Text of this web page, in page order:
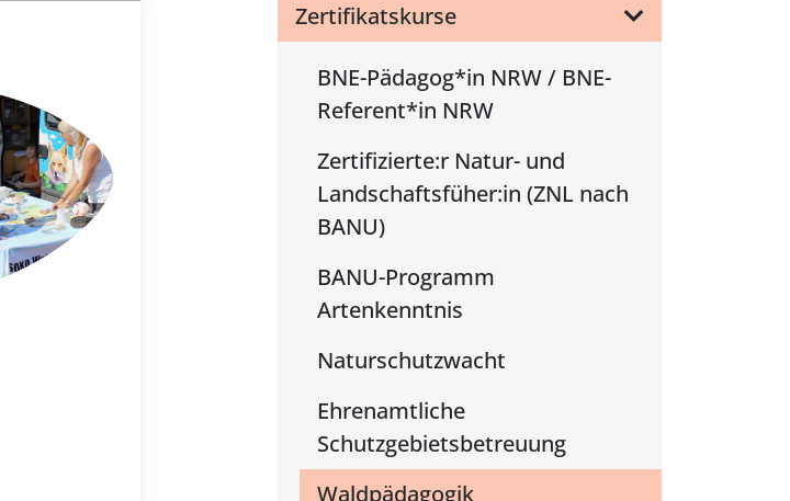
Zertifikatskurse
BNE-Pädagog*in NRW / BNE-
Referent*in NRW
Zertifizierte:r Natur- und
Landschaftsfüher:in (ZNL nach
BANU)
BANU-Programm
Artenkenntnis
Naturschutzwacht
Ehrenamtliche
Schutzgebietsbetreuung
Waldpädagogik